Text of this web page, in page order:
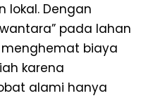
lokal. Dengan
pada lahan
biaya
karena
alami hanya